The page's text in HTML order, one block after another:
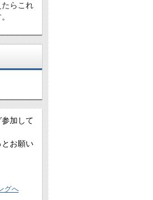
らこれ
加して
お願い
グへ